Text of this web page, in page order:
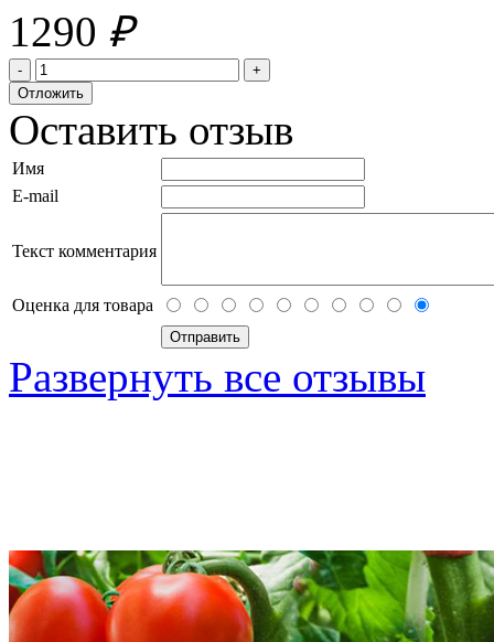
1290 ₽
Оставить отзыв
Имя
E-mail
Текст комментария
Оценка для товара
Развернуть все отзывы